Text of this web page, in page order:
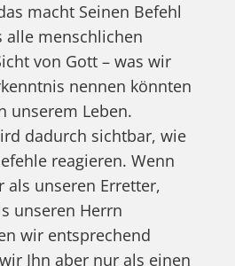
macht Seinen Befehl
alle menschlichen
von Gott – was wir
nennen könnten
unserem Leben.
dadurch sichtbar, wie
reagieren. Wenn
unseren Erretter,
unseren Herrn
wir entsprechend
Ihn aber nur als einen